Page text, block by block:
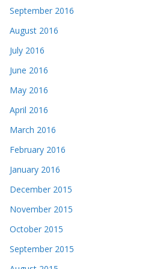
September 2016
August 2016
July 2016
June 2016
May 2016
April 2016
March 2016
February 2016
January 2016
December 2015
November 2015
October 2015
September 2015